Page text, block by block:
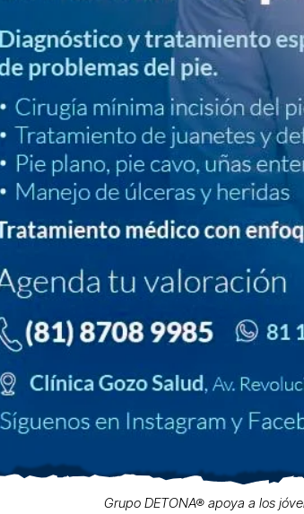
Grupo DETONA® apoya a los